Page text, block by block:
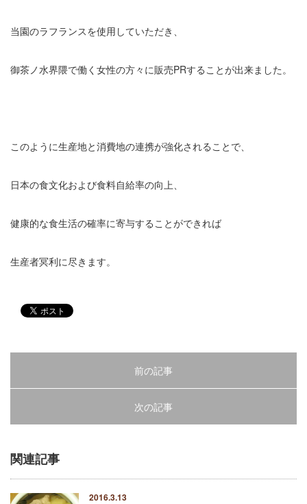
当園のラフランスを使用していただき、
御茶ノ水界隈で働く女性の方々に販売PRすることが出来ました。
このように生産地と消費地の連携が強化されることで、
日本の食文化および食料自給率の向上、
健康的な食生活の確率に寄与することができれば
生産者冥利に尽きます。
前の記事
次の記事
関連記事
2016.3.13